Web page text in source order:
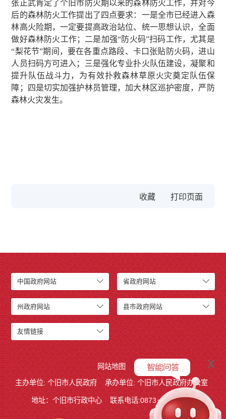
张正武肯定了个旧市防火期以来的森林防火工作，并对今
后的森林防火工作提出了四点要求：一是全市已经进入森
林高火险期，一定要提高政治站位、统一思想认识，全面
做好森林防火工作；二是加强“防火码”扫码工作，尤其是
“梨花节”期间，要在各重点路段、卡口张贴防火码，进山
人员扫码方可进入；三是强化专业扑火队伍建设，凝聚和
提升队伍战斗力，为有效扑救森林草原火灾奠定队伍保
障；四是切实加强护林员管理，加大林区巡护密度，严防
森林火灾发生。
收藏
中国政府网站 省政府网站
州政府网站 县市政府网站
友情链接
网站地图
主办单位: 个旧市人民政府
承办单位: 个旧市人民政府办公室
地址：个旧市行政中心 联系电话:0873－2123215
x